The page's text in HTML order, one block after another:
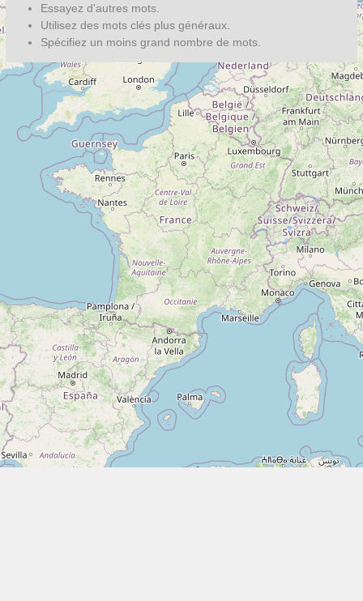
Essayez d'autres mots.
Utilisez des mots clés plus généraux.
Spécifiez un moins grand nombre de mots.